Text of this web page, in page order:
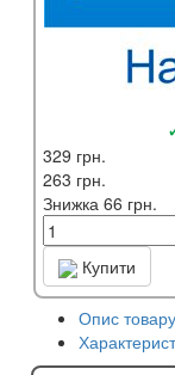
329 грн.
263 грн.
Знижка 66 грн.
Купити
Опис товару